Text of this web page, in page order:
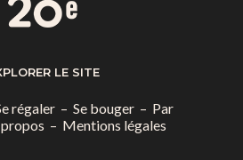
LE SITE
régaler – Se bouger – Par
– Mentions légales